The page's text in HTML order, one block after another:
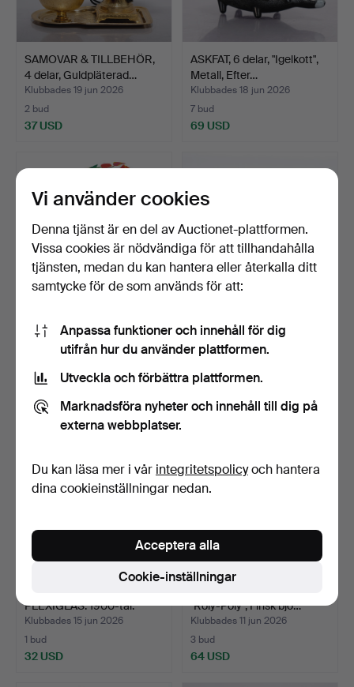
SAMOVAR & TILLBEHÖR,
4 delar, Guldpläterad…
Klubbades 19 jun 2026
2 bud
37 USD
ASKFAT, 6 delar, "Igelkott",
Metall, Efter…
Klubbades 18 jun 2026
7 bud
69 USD
JOSEF FRANK.
Bordstabletter/
Bordsunderläg…
Klubbades 18 jun 2026
16 bud
TÄNDARE, S.T. Dupont,
Paris, Ligne 1 Grand…
Klubbades 15 jun 2026
5 bud
PLEXIGLAS. 1900-tal.
Klubbades 15 jun 2026
1 bud
32 USD
"Roly-Poly", Finsk bjö…
Klubbades 11 jun 2026
3 bud
64 USD
Vi använder cookies
Denna tjänst är en del av Auctionet-plattformen.
Vissa cookies är nödvändiga för att tillhandahålla
tjänsten, medan du kan hantera eller återkalla ditt
samtycke för de som används för att:
Anpassa funktioner och innehåll för dig
utifrån hur du använder plattformen.
Utveckla och förbättra plattformen.
Marknadsföra nyheter och innehåll till dig på
externa webbplatser.
Du kan läsa mer i vår integritetspolicyoch hantera
dina cookieinställningar nedan.
Cookie-inställningar
Acceptera alla